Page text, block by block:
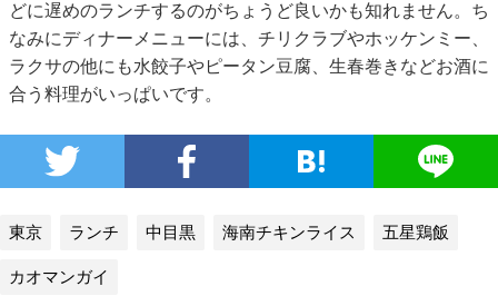
どに遅めのランチするのがちょうど良いかも知れません。ち
なみにディナーメニューには、チリクラブやホッケンミー、
ラクサの他にも水餃子やピータン豆腐、生春巻きなどお酒に
合う料理がいっぱいです。
東京 ランチ 中目黒 海南チキンライス 五星鶏飯
カオマンガイ